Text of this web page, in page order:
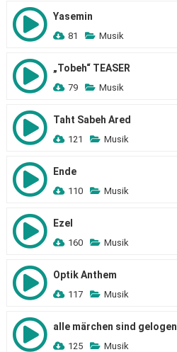
Yasemin
81 Musik
„Tobeh“ TEASER
79 Musik
Taht Sabeh Ared
121 Musik
Ende
110 Musik
Ezel
160 Musik
Optik Anthem
117 Musik
alle märchen sind gelogen
125 Musik